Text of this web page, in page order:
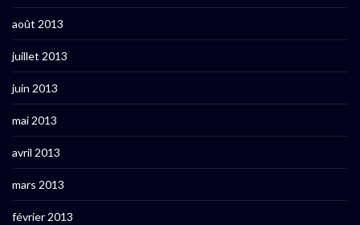
août 2013
juillet 2013
juin 2013
mai 2013
avril 2013
mars 2013
février 2013